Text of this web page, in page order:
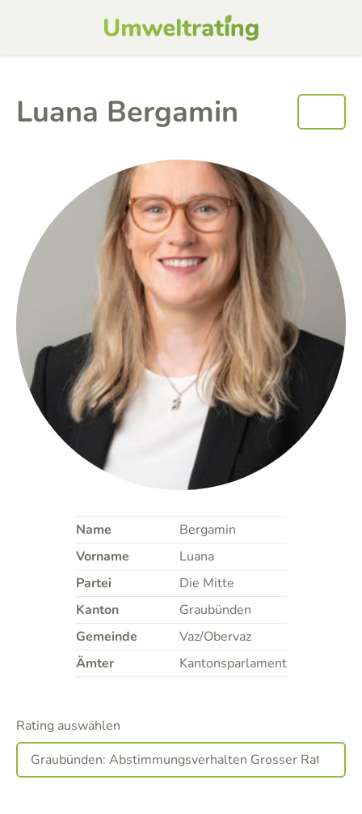
Luana Bergamin
Name
Bergamin
Vorname
Luana
Partei
Die Mitte
Kanton
Graubünden
Gemeinde
Vaz/Obervaz
Ämter
Kantonsparlament
Rating auswählen